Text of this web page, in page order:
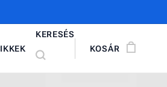
KERESÉS
KOSÁR